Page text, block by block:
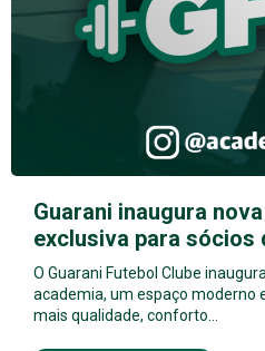
Guarani inaugura
exclusiva para sócios
O Guarani Futebol Clube
academia, um espaço moderno
mais qualidade, conforto…